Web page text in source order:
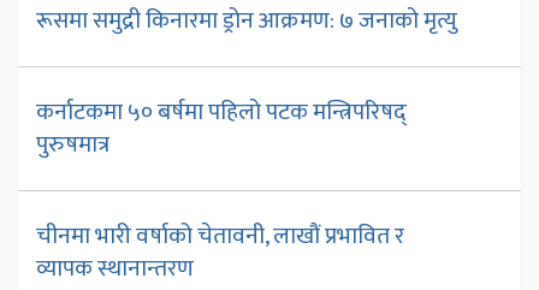
रूसमा समुद्री किनारमा ड्रोन आक्रमण: ७ जनाको मृत्यु
कर्नाटकमा ५० बर्षमा पहिलो पटक मन्त्रिपरिषद्
पुरुषमात्र
चीनमा भारी वर्षाको चेतावनी, लाखौं प्रभावित र
व्यापक स्थानान्तरण